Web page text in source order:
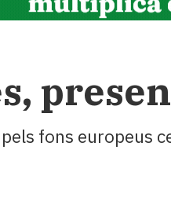
fons europeus